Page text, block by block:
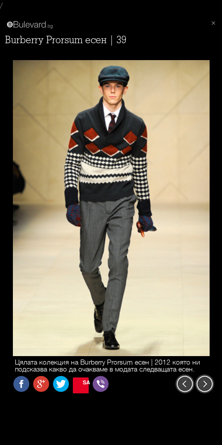
/
Burberry Prorsum есен | 39
Цялата колекция на Burberry Prorsum есен | 2012 която ни
подсказва какво да очакваме в модата следващата есен.
SAVE